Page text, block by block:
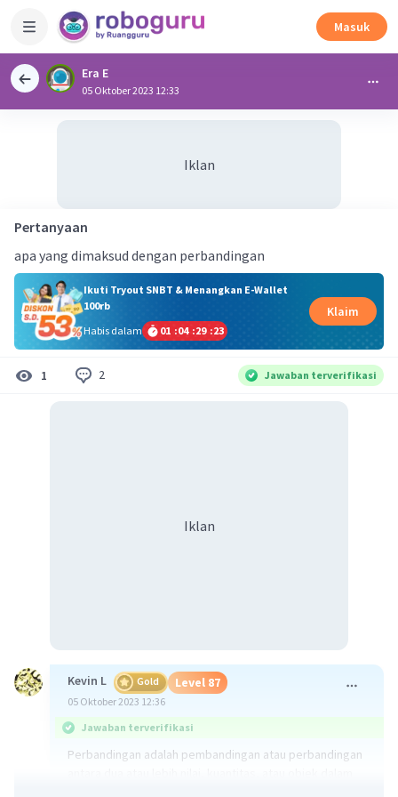
Masuk
Era E
05 Oktober 2023 12:33
Iklan
Pertanyaan
apa yang dimaksud dengan perbandingan
Ikuti Tryout SNBT & Menangkan E-Wallet
100rb
Habis dalam
01 :04 :29 :23
Klaim
1 2 Jawaban terverifikasi
Iklan
Kevin L Gold Level 87
05 Oktober 2023 12:36
Jawaban terverifikasi
Perbandingan adalah pembandingan atau perbandingan